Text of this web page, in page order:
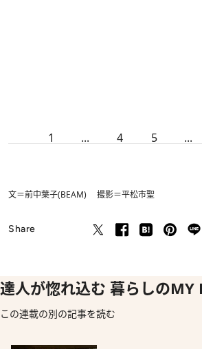
1 ... 4 5 ...
文＝前中葉子(BEAM) 撮影＝平松市聖
Share
達人が惚れ込む 暮らしのMY
この連載の別の記事を読む